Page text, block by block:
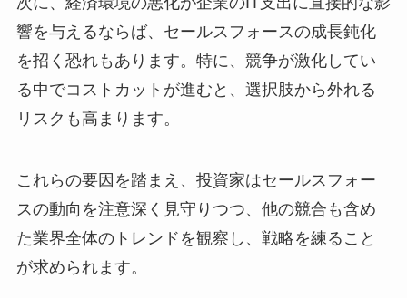
響を与えるならば、セールスフォースの成長鈍化
を招く恐れもあります。特に、競争が激化してい
る中でコストカットが進むと、選択肢から外れる
リスクも高まります。
これらの要因を踏まえ、投資家はセールスフォー
スの動向を注意深く見守りつつ、他の競合も含め
た業界全体のトレンドを観察し、戦略を練ること
が求められます。